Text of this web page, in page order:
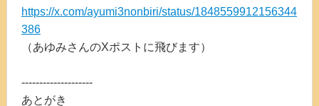
https://x.com/ayumi3nonbiri/status/1848559912156344
386
（あゆみさんのXポストに飛びます）
--------------------
あとがき